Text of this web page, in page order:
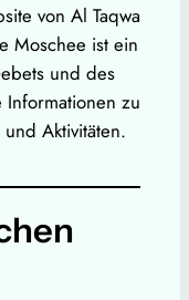
von Al Taqwa
Moschee ist ein
und des
zu
Aktivitäten.